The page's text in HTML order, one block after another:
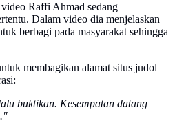
Raffi Ahmad sedang
Dalam video dia menjelaskan
berbagi pada masyarakat sehingga
membagikan alamat situs judol
buktikan. Kesempatan datang